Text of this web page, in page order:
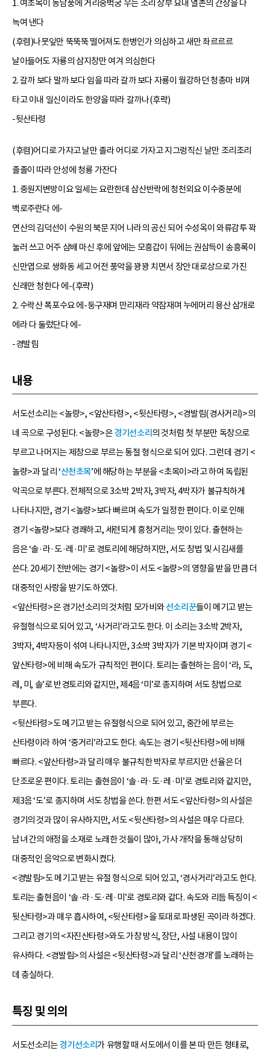
1. 여초목이 동남풍에 거리숭벅궁 우는 소리 장부 요내 열촌의 간장을 다
녹여 낸다
(후렴)나뭇잎만 뚝뚝뚝 떨어져도 한병인가 의심하고 새만 좌르르르
날아들어도 자룡의 삼지창만 여겨 의심한다
2. 갈까 보다 말까 보다 임을 따라 갈까 보다 자룡이 월강하던 청총마 비껴
타고 이내 일신이라도 한양을 따라 갈까나(후략)
-뒷산타령
(후렴)어디로 가자고 날만 졸라 어디로 가자고 지그렁직신 날만 조리조리
졸졸이 따라 안성에 청룡 가잔다
1. 중원지변방이요 일세는 요란한데 삼산반락에 청천외요 이수중분에
백로주란다 에-
연산의 김덕선이 수원의 북문 지어 나라의 공신 되어 수성옥이 와류감투 꽉
눌러 쓰고 어주 삼배 마신 후에 앞에는 모흥갑이 뒤에는 권삼득이 송흥록이
신만엽으로 쌍화동 세고 어전 풍악을 꽝꽝 치면서 장안 대로상으로 가진
신래만 청한다 에-(후략)
2. 수락산 폭포수요 에-둥구재며 만리재라 약잠재며 누에머리 용산 삼개로
에라 다 둘렀단다 에-
-경발림
내용
서도선소리는 <놀량>, <앞산타령>, <뒷산타령>, <경발림(경사거리)>의
네 곡으로 구성된다. <놀량>은경기선소리 의 것처럼 첫 부분만 독창으로
부르고 나머지는 제창으로 부르는 통절 형식으로 되어 있다. 그런데 경기 <
놀량>과 달리 ‘산천초목’에 해당하는 부분을 <초목이>라고 하여 독립된
악곡으로 부른다. 전체적으로 3소박 2박자, 3박자, 4박자가 불규칙하게
나타나지만, 경기 <놀량>보다 빠르며 속도가 일정한 편이다. 이로 인해
경기 <놀량>보다 경쾌하고, 세련되게 흥청거리는 맛이 있다. 출현하는
음은 ‘솔·라·도·레·미’로 경토리에 해당하지만, 서도 창법 및 시김새를
쓴다. 20세기 전반에는 경기 <놀량>이 서도 <놀량>의 영향을 받을 만큼 더
대중적인 사랑을 받기도 하였다.
<앞산타령>은 경기선소리의 것처럼 모가비와선소리꾼들이 메기고 받는
유절형식으로 되어 있고, ‘사거리’라고도 한다. 이 소리는 3소박 2박자,
3박자, 4박자등이 섞여 나타나지만, 3소박 3박자가 기본 박자이며 경기 <
앞산타령>에 비해 속도가 규칙적인 편이다. 토리는 출현하는 음이 ‘라, 도,
레, 미, 솔’로 반경토리와 같지만, 제4음 ‘미’로 종지하며 서도 창법으로
부른다.
<뒷산타령>도 메기고 받는 유절형식으로 되어 있고, 중간에 부르는
산타령이라 하여 ‘중거리’라고도 한다. 속도는 경기 <뒷산타령>에 비해
빠르다. <앞산타령>과 달리 매우 불규칙한 박자로 부르지만 선율은 더
단조로운 편이다. 토리는 출현음이 ‘솔·라·도·레·미’로 경토리와 같지만,
제3음 ‘도’로 종지하며 서도 창법을 쓴다. 한편 서도 <앞산타령>의 사설은
경기의 것과 많이 유사하지만, 서도 <뒷산타령>의 사설은 매우 다르다.
남녀 간의 애정을 소재로 노래한 것들이 많아, 가사 개작을 통해 상당히
대중적인 음악으로 변화시켰다.
<경발림>도 메기고 받는 유절 형식으로 되어 있고, ‘경사거리’라고도 한다.
토리는 출현음이 ‘솔·라·도·레·미’로 경토리와 같다. 속도와 리듬 특징이 <
뒷산타령>과 매우 흡사하여, <뒷산타령>을 토대로 파생된 곡이라 하겠다.
그리고 경기의 <자진산타령>와도 가창 방식, 장단, 사설 내용이 많이
유사하다. <경발림>의 사설은 <뒷산타령>과 달리 ‘산천경개’를 노래하는
데 충실하다.
특징 및 의의
서도선소리는경기선소리가 유행할 때 서도에서 이를 본 따 만든 형태로,